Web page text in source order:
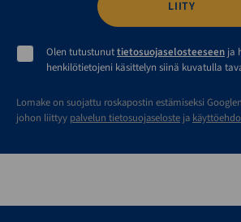
Olen tutustunuttietosuojaselosteeseen ja
henkilötietojeni käsittelyn siinä kuvatulla
Lomake on suojattu roskapostin estämiseksi
johon liittyy palvelun tietosuojaseloste ja